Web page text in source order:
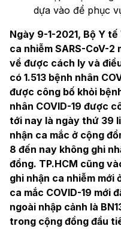
dựa vào để phục
Ngày 9-1-2021, Bộ Y
ca nhiễm SARS-CoV-
về được cách ly và
có 1.513 bệnh nhân
được công bố khỏi
nhân COVID-19 được
tới nay là ngày thứ 39
nhận ca mắc ở cộng
8 đến nay không ghi
đồng. TP.HCM cũng
ghi nhận ca nhiễm mới
ca mắc COVID-19 mới
ngoài nhập cảnh là
trong cộng đồng đầu